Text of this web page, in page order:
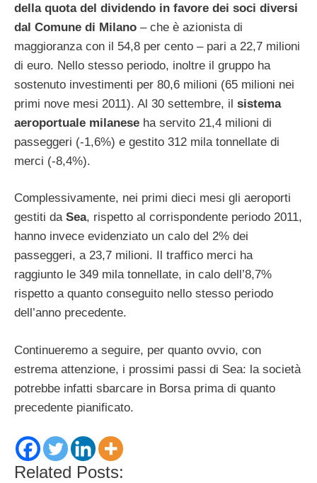
della quota del dividendo in favore dei soci diversi
dal Comune di Milano – che è azionista di
maggioranza con il 54,8 per cento – pari a 22,7 milioni
di euro. Nello stesso periodo, inoltre il gruppo ha
sostenuto investimenti per 80,6 milioni (65 milioni nei
primi nove mesi 2011). Al 30 settembre, il sistema
aeroportuale milanese ha servito 21,4 milioni di
passeggeri (-1,6%) e gestito 312 mila tonnellate di
merci (-8,4%).
Complessivamente, nei primi dieci mesi gli aeroporti
gestiti da Sea, rispetto al corrispondente periodo 2011,
hanno invece evidenziato un calo del 2% dei
passeggeri, a 23,7 milioni. Il traffico merci ha
raggiunto le 349 mila tonnellate, in calo dell’8,7%
rispetto a quanto conseguito nello stesso periodo
dell’anno precedente.
Continueremo a seguire, per quanto ovvio, con
estrema attenzione, i prossimi passi di Sea: la società
potrebbe infatti sbarcare in Borsa prima di quanto
precedente pianificato.
Related Posts: